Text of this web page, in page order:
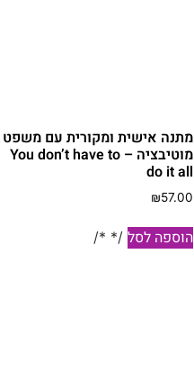
מתנה אישית ומקורית עם משפט
מוטיבציה – You don’t have to
do it all
₪57.00
הוספה לסל /* */